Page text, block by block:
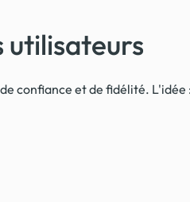
utilisateurs
confiance et de fidélité.